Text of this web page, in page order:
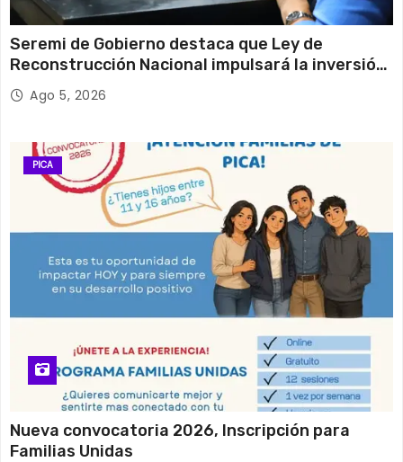
Seremi de Gobierno destaca que Ley de
Reconstrucción Nacional impulsará la inversión
y el empleo en Tarapacá
Ago 5, 2026
PICA
Nueva convocatoria 2026, Inscripción para
Familias Unidas